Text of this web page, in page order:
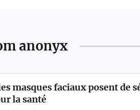
anonyx
masques faciaux posent de
la santé